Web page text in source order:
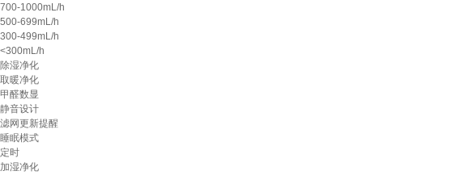
700-1000mL/h
500-699mL/h
300-499mL/h
<300mL/h
除湿净化
取暖净化
甲醛数显
静音设计
滤网更新提醒
睡眠模式
定时
加湿净化